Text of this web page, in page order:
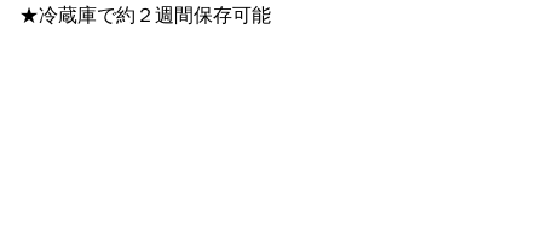
★冷蔵庫で約２週間保存可能